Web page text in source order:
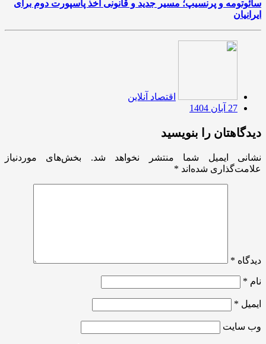
سائوتومه و پرنسیپ؛ مسیر جدید و قانونی اخذ پاسپورت دوم برای
ایرانیان
اقتصاد آنلاین
27 آبان 1404
دیدگاهتان را بنویسید
نشانی ایمیل شما منتشر نخواهد شد.
بخش‌های موردنیاز
علامت‌گذاری شده‌اند *
دیدگاه *
نام *
ایمیل *
وب‌ سایت